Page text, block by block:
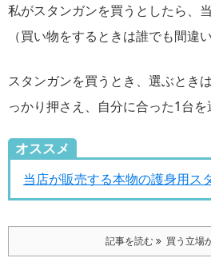
私がスタンガンを買うとしたら、
（買い物をするときは誰でも間違
スタンガンを買うとき、選ぶとき
っかり押さえ、自分に合った1台を
オススメ
当店が販売する本物の護身用ス
記事を読む 買う立場